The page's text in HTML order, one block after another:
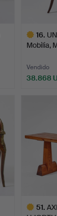
16.
Mobilia,
Vendido
38.868
51.